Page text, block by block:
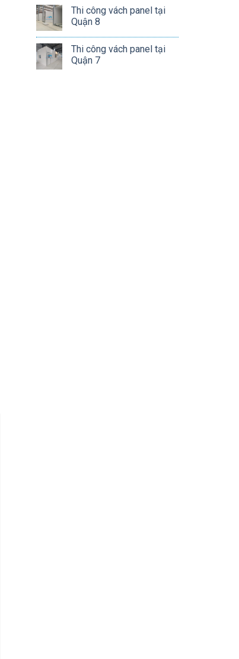
Thi công vách panel tại
Quận 8
Thi công vách panel tại
Quận 7